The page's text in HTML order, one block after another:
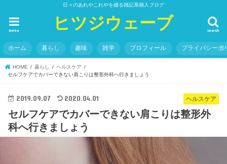
日々のあれやこれやを綴る雑記系個人ブログ
ヒツジウェーブ search
menu
ホーム 暮らし 趣味 雑学 プロフィール プライバシーポ
HOME 暮らし
ヘルスケア
セルフケアでカバーできない肩こりは整形外科へ行きましょう
ヘルスケア
2019.09.07 2020.04.01
セルフケアでカバーできない肩こりは整形外
科へ行きましょう